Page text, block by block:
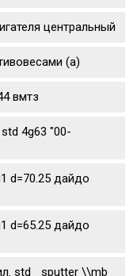
центральный
(а)
вмтз
4g63 "00-
d=70.25 дайдо
d=65.25 дайдо
std _sputter \\mb